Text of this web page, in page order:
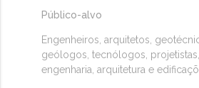
Público-alvo
Engenheiros, arquitetos,
geólogos, tecnólogos,
engenharia, arquitetura e